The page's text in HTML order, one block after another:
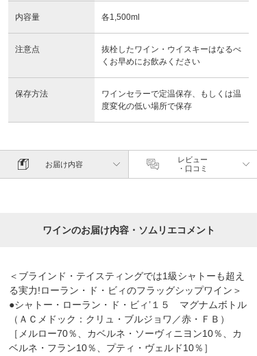
内容量 各1,500ml
注意点
抜栓したワイン・ウイスキーはなるべ
くお早めにお飲みください
保存方法
ワインセラーで定温保存、もしくは温
度変化の低い場所で保存
お届け内容
レビュー
・口コミ
ワインのお届け内容・ソムリエコメント
＜ブラインド・テイスティングでは1級シャトーも超え
る実力!ローラン・ド・ビィのフラッグシップワイン＞
●シャトー・ローラン・ド・ビィ’１５ マグナムボトル
（ＡＣメドック：クリュ・ブルジョワ／赤・ＦＢ）
［メルロー70％、カベルネ・ソーヴィニヨン10％、カ
ベルネ・フラン10％、プティ・ヴェルド10％］